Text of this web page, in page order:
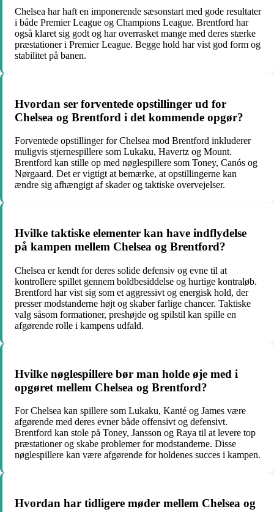
Chelsea har haft en imponerende sæsonstart med gode resultater
i både Premier League og Champions League. Brentford har
også klaret sig godt og har overrasket mange med deres stærke
præstationer i Premier League. Begge hold har vist god form og
stabilitet på banen.
Hvordan ser forventede opstillinger ud for
Chelsea og Brentford i det kommende opgør?
Forventede opstillinger for Chelsea mod Brentford inkluderer
muligvis stjernespillere som Lukaku, Havertz og Mount.
Brentford kan stille op med nøglespillere som Toney, Canós og
Nørgaard. Det er vigtigt at bemærke, at opstillingerne kan
ændre sig afhængigt af skader og taktiske overvejelser.
Hvilke taktiske elementer kan have indflydelse
på kampen mellem Chelsea og Brentford?
Chelsea er kendt for deres solide defensiv og evne til at
kontrollere spillet gennem boldbesiddelse og hurtige kontraløb.
Brentford har vist sig som et aggressivt og energisk hold, der
presser modstanderne højt og skaber farlige chancer. Taktiske
valg såsom formationer, preshøjde og spilstil kan spille en
afgørende rolle i kampens udfald.
Hvilke nøglespillere bør man holde øje med i
opgøret mellem Chelsea og Brentford?
For Chelsea kan spillere som Lukaku, Kanté og James være
afgørende med deres evner både offensivt og defensivt.
Brentford kan stole på Toney, Jansson og Raya til at levere top
præstationer og skabe problemer for modstanderne. Disse
nøglespillere kan være afgørende for holdenes succes i kampen.
Hvordan har tidligere møder mellem Chelsea og